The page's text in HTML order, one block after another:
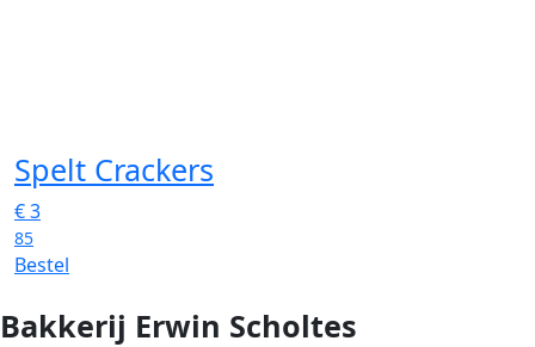
Spelt Crackers
€3
85
Bestel
Bakkerij Erwin Scholtes